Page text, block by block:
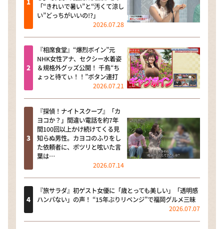
ぺこぱのまるスポ
「“きれいで暑い”と“汚くて涼し
い”どっちがいいの!?」
2026.07.28
『相席食堂』“爆烈ボイン”元
NHK女性アナ、セクシー水着姿
＆規格外グッズ公開！ 千鳥“ち
ょっと待てぃ！！”ボタン連打
2026.07.21
『探偵！ナイトスクープ』「カ
ヨコか？」間違い電話を約7年
間100回以上かけ続けてくる見
知らぬ男性。カヨコのふりをし
た依頼者に、ポツリと呟いた言
葉は…
2026.07.14
『旅サラダ』初ゲスト女優に「歳とっても美しい」「透明感
ハンパない」の声！ “15年ぶりリベンジ”で福岡グルメ三昧
2026.07.07